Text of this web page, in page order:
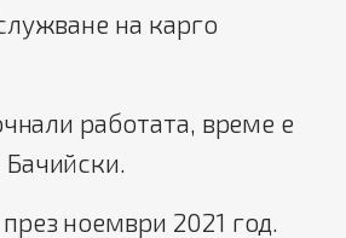
на карго
работата, време е
ноември 2021 год.